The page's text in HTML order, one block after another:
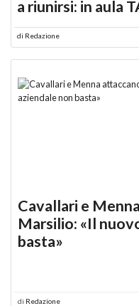
a riunirsi: in aula
di Redazione
Cavallari e
Marsilio: «Il
basta»
di Redazione